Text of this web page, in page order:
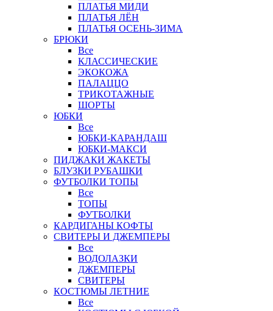
ПЛАТЬЯ МИДИ
ПЛАТЬЯ ЛЁН
ПЛАТЬЯ ОСЕНЬ-ЗИМА
БРЮКИ
Все
КЛАССИЧЕСКИЕ
ЭКОКОЖА
ПАЛАЦЦО
ТРИКОТАЖНЫЕ
ШОРТЫ
ЮБКИ
Все
ЮБКИ-КАРАНДАШ
ЮБКИ-МАКСИ
ПИДЖАКИ ЖАКЕТЫ
БЛУЗКИ РУБАШКИ
ФУТБОЛКИ ТОПЫ
Все
ТОПЫ
ФУТБОЛКИ
КАРДИГАНЫ КОФТЫ
СВИТЕРЫ И ДЖЕМПЕРЫ
Все
ВОДОЛАЗКИ
ДЖЕМПЕРЫ
СВИТЕРЫ
КОСТЮМЫ ЛЕТНИЕ
Все